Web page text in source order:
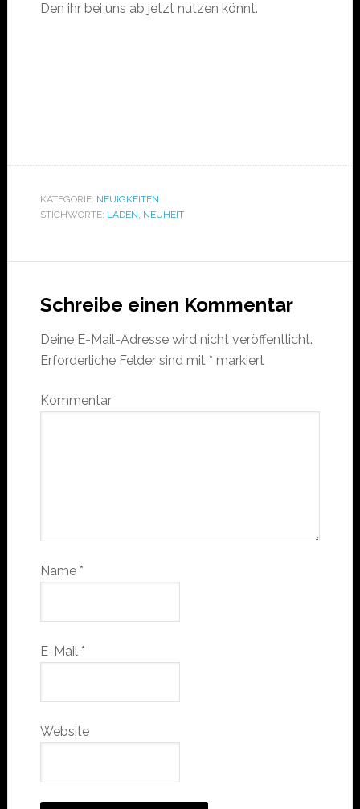
Den ihr bei uns ab jetzt nutzen könnt.
KATEGORIE: NEUIGKEITEN
STICHWORTE: LADEN, NEUHEIT
Schreibe einen Kommentar
Deine E-Mail-Adresse wird nicht veröffentlicht.
Erforderliche Felder sind mit * markiert
Kommentar
Name *
E-Mail *
Website